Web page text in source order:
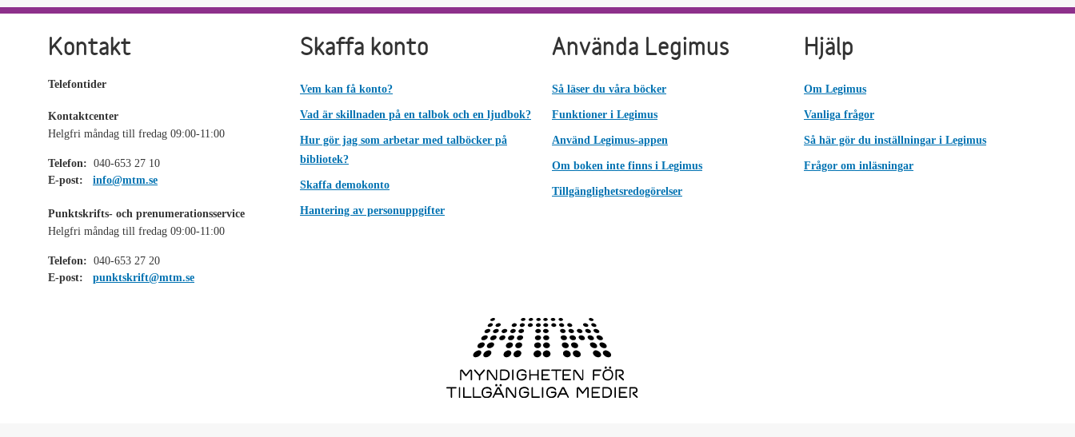
Kontakt
Telefontider
Kontaktcenter
Helgfri måndag till fredag 09:00-11:00
Telefon: 040-653 27 10
E-post:
info@mtm.se
Punktskrifts- och prenumerationsservice
Helgfri måndag till fredag 09:00-11:00
Telefon: 040-653 27 20
E-post:
punktskrift@mtm.se
Skaffa konto
Vem kan få konto?
Vad är skillnaden på en talbok och en ljudbok?
Hur gör jag som arbetar med talböcker på
bibliotek?
Skaffa demokonto
Hantering av personuppgifter
Använda Legimus
Så läser du våra böcker
Funktioner i Legimus
Använd Legimus-appen
Om boken inte finns i Legimus
Tillgänglighetsredogörelser
Hjälp
Om Legimus
Vanliga frågor
Så här gör du inställningar i Legimus
Frågor om inläsningar